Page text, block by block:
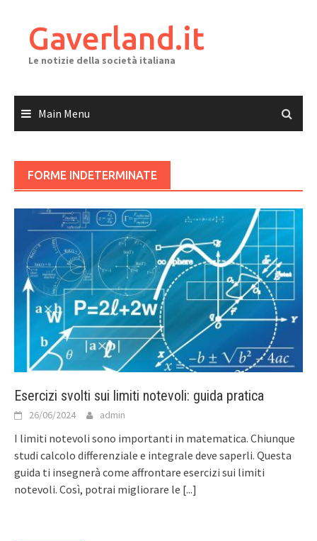
contentGaverland.it
Le notizie della società italiana
Main Menu
FORME INDETERMINATE
Esercizi svolti sui limiti notevoli: guida pratica
26/06/2024 admin
I limiti notevoli sono importanti in matematica. Chiunque
studi calcolo differenziale e integrale deve saperli. Questa
guida ti insegnerà come affrontare esercizi sui limiti
notevoli. Così, potrai migliorare le [...]